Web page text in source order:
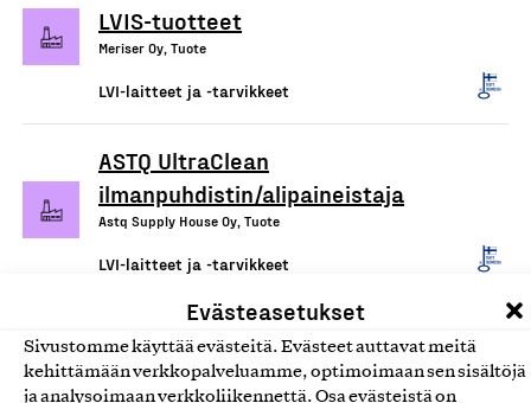
Evästeasetukset
Sivustomme käyttää evästeitä. Evästeet auttavat meitä
kehittämään verkkopalveluamme, optimoimaan sen sisältöjä
ja analysoimaan verkkoliikennettä. Osa evästeistä on
LVIS-tuotteet
Meriser Oy, Tuote
LVI-laitteet ja -tarvikkeet
ASTQ UltraClean
ilmanpuhdistin/alipaineistaja
Astq Supply House Oy, Tuote
LVI-laitteet ja -tarvikkeet
Recair-ilmankäsittelykoneet
Ets Nord AS, Suomi, Tuote